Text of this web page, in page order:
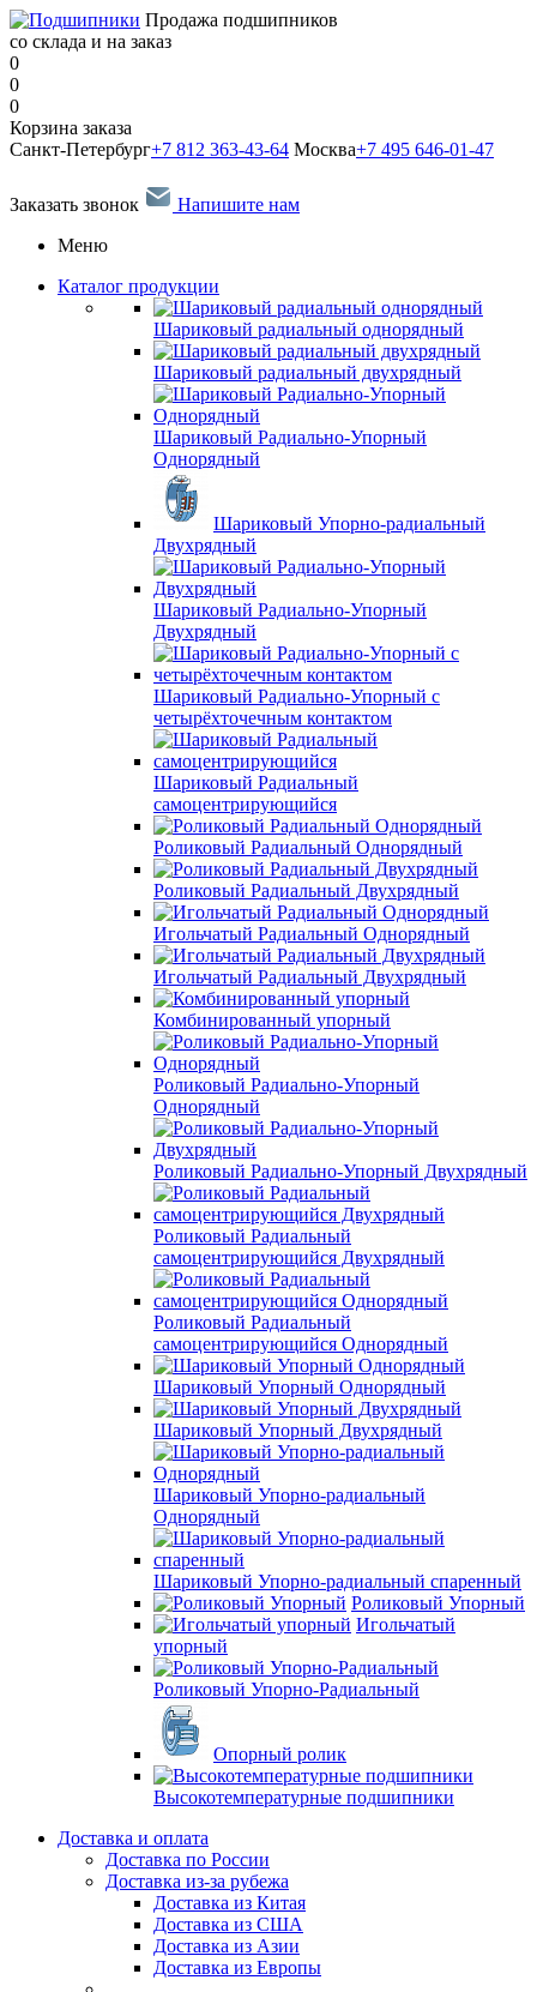
Продажа подшипников
со склада и на заказ
0
0
0
Корзина заказа
Санкт-Петербург+7 812 363-43-64 Москва+7 495 646-01-47
Заказать звонок
Напишите нам
Меню
Каталог продукции
Шариковый радиальный однорядный
Шариковый радиальный двухрядный
Шариковый Радиально-Упорный
Однорядный
Шариковый Упорно-радиальный
Двухрядный
Шариковый Радиально-Упорный
Двухрядный
Шариковый Радиально-Упорный с
четырёхточечным контактом
Шариковый Радиальный
самоцентрирующийся
Роликовый Радиальный Однорядный
Роликовый Радиальный Двухрядный
Игольчатый Радиальный Однорядный
Игольчатый Радиальный Двухрядный
Комбинированный упорный
Роликовый Радиально-Упорный
Однорядный
Роликовый Радиально-Упорный Двухрядный
Роликовый Радиальный
самоцентрирующийся Двухрядный
Роликовый Радиальный
самоцентрирующийся Однорядный
Шариковый Упорный Однорядный
Шариковый Упорный Двухрядный
Шариковый Упорно-радиальный
Однорядный
Шариковый Упорно-радиальный спаренный
Роликовый Упорный
Игольчатый
упорный
Роликовый Упорно-Радиальный
Опорный ролик
Высокотемпературные подшипники
Доставка и оплата
Доставка по России
Доставка из-за рубежа
Доставка из Китая
Доставка из США
Доставка из Азии
Доставка из Европы